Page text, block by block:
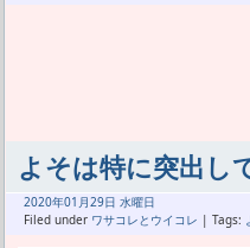
よそは特に突出し
2020年01月29日 水曜日
Filed under ワサコレとウイコレ | Tags: